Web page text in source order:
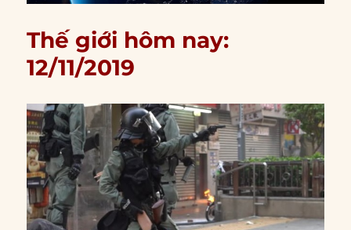
Thế giới hôm nay:
12/11/2019